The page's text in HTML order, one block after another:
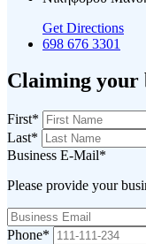
Get Directions
698 676 3301
Claiming your
First*
Last*
Business E-Mail*
Please provide your
Phone*